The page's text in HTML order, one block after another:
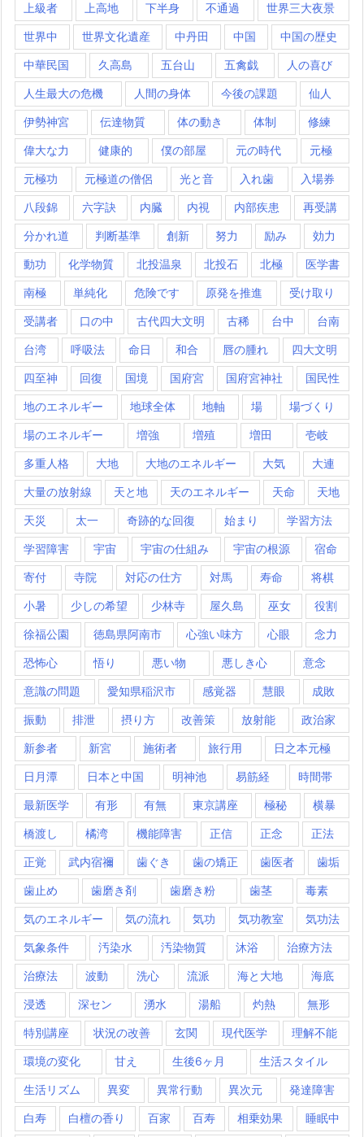
上級者 上高地 下半身 不通過 世界三大夜景
世界中 世界文化遺産 中丹田 中国 中国の歴史
中華民国 久高島 五台山 五禽戯 人の喜び
人生最大の危機 人間の身体 今後の課題 仙人
伊勢神宮 伝達物質 体の動き 体制 修練
偉大な力 健康的 僕の部屋 元の時代 元極
元極功 元極道の僧侶 光と音 入れ歯 入場券
八段錦 六字訣 内臓 内視 内部疾患 再受講
分かれ道 判断基準 創新 努力 励み 効力
動功 化学物質 北投温泉 北投石 北極 医学書
南極 単純化 危険です 原発を推進 受け取り
受講者 口の中 古代四大文明 古稀 台中 台南
台湾 呼吸法 命日 和合 唇の腫れ 四大文明
四至神 回復 国境 国府宮 国府宮神社 国民性
地のエネルギー 地球全体 地軸 場 場づくり
場のエネルギー 増強 増殖 増田 壱岐
多重人格 大地 大地のエネルギー 大気 大連
大量の放射線 天と地 天のエネルギー 天命 天地
天災 太一 奇跡的な回復 始まり 学習方法
学習障害 宇宙 宇宙の仕組み 宇宙の根源 宿命
寄付 寺院 対応の仕方 対馬 寿命 将棋
小暑 少しの希望 少林寺 屋久島 巫女 役割
徐福公園 徳島県阿南市 心強い味方 心眼 念力
恐怖心 悟り 悪い物 悪しき心 意念
意識の問題 愛知県稲沢市 感覚器 慧眼 成敗
振動 排泄 摂り方 改善策 放射能 政治家
新参者 新宮 施術者 旅行用 日之本元極
日月潭 日本と中国 明神池 易筋経 時間帯
最新医学 有形 有無 東京講座 極秘 横暴
橋渡し 橘湾 機能障害 正信 正念 正法
正覚 武内宿禰 歯ぐき 歯の矯正 歯医者 歯垢
歯止め 歯磨き剤 歯磨き粉 歯茎 毒素
気のエネルギー 気の流れ 気功 気功教室 気功法
気象条件 汚染水 汚染物質 沐浴 治療方法
治療法 波動 洗心 流派 海と大地 海底
浸透 深セン 湧水 湯船 灼熱 無形
特別講座 状況の改善 玄関 現代医学 理解不能
環境の変化 甘え 生後6ヶ月 生活スタイル
生活リズム 異変 異常行動 異次元 発達障害
白寿 白檀の香り 百家 百寿 相乗効果 睡眠中